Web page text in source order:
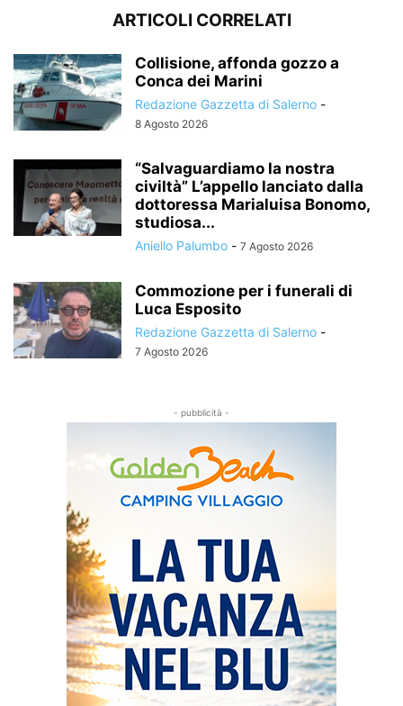
ARTICOLI CORRELATI
Collisione, affonda gozzo a
Conca dei Marini
Redazione Gazzetta di Salerno -
8 Agosto 2026
“Salvaguardiamo la nostra
civiltà” L’appello lanciato dalla
dottoressa Marialuisa Bonomo,
studiosa...
Aniello Palumbo - 7 Agosto 2026
Commozione per i funerali di
Luca Esposito
Redazione Gazzetta di Salerno -
7 Agosto 2026
- pubblicità -